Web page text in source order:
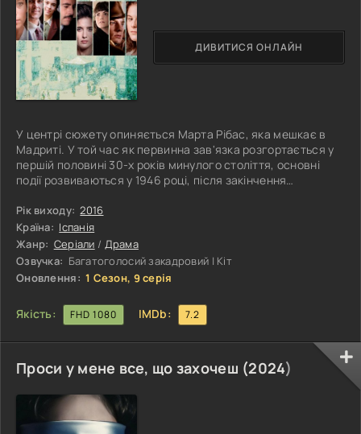
У центрі сюжету опиняється Марта Рібас, яка мешкає в
Мадриті. У той час як первинна зав'язка розгортається у
першій половині 30-х років минулого століття, основні
події розвиваються у 1946 році, після закінчення
що погрузло у важких проблемах та мачизмі. Історія
серіалу «Соната тиші» розгортається після того, як у
результаті серії важких життєвих обставин хворіє Антоніо,
чоловік Марти. Після цього героїня розуміє, що вона
повинна подбати
Рік виходу: 2016
Країна: Іспанія
Жанр: Серіали / Драма
Озвучка: Багатоголосий закадровий | Кіт
Оновлення: 1 Сезон, 9 серія
Якість: FHD 1080 IMDb: 7.2
ДИВИТИСЯ ОНЛАЙН
Проси у мене все, що захочеш (2024)